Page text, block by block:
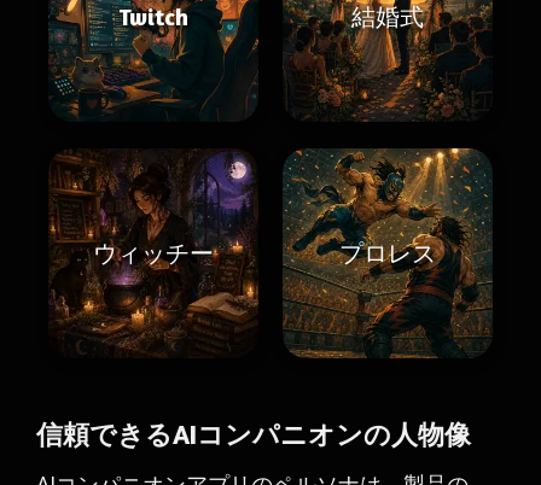
Twitch 結婚式
ウィッチー プロレス
信頼できるAIコンパニオンの人物像